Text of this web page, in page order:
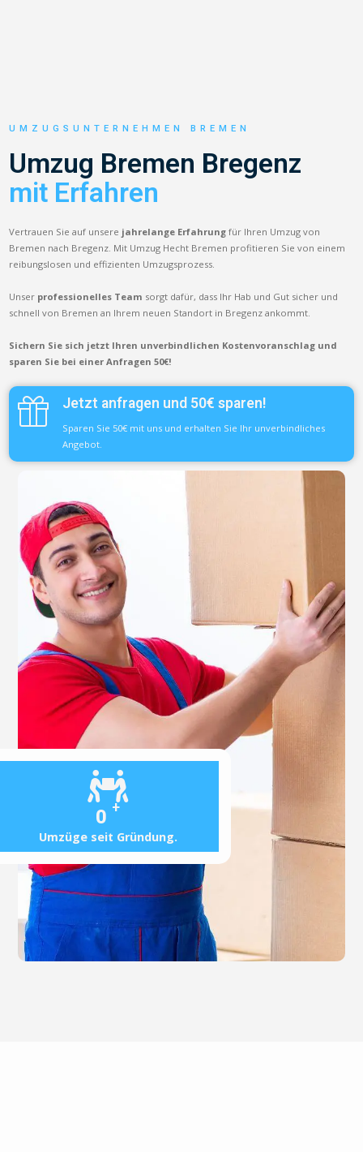
0 +
Umzüge seit Gründung.
UMZUGSUNTERNEHMEN BREMEN
Umzug Bremen Bregenz
mit Erfahren
Vertrauen Sie auf unsere jahrelange Erfahrung für Ihren Umzug von
Bremen nach Bregenz. Mit Umzug Hecht Bremen profitieren Sie von einem
reibungslosen und effizienten Umzugsprozess.
Unser professionelles Team sorgt dafür, dass Ihr Hab und Gut sicher und
schnell von Bremen an Ihrem neuen Standort in Bregenz ankommt.
Sichern Sie sich jetzt Ihren unverbindlichen Kostenvoranschlag und
sparen Sie bei einer Anfragen 50€!
Jetzt anfragen und 50€ sparen!
Sparen Sie 50€ mit uns und erhalten Sie Ihr unverbindliches
Angebot.